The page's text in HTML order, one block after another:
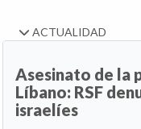
ACTUALIDAD
Asesinato de la
Líbano: RSF
israelíes